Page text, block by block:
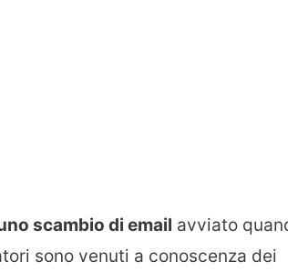
scambio di email avviato
sono venuti a conoscenza dei